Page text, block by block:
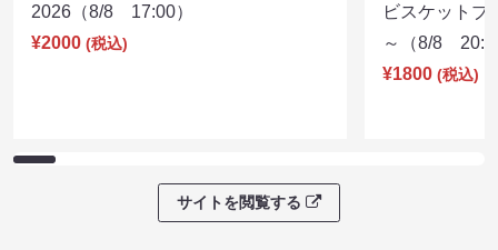
2026（8/8 17:00）
¥2000 (税込)
ビスケットブ
～（8/8
¥1800 (税込)
サイトを閲覧する